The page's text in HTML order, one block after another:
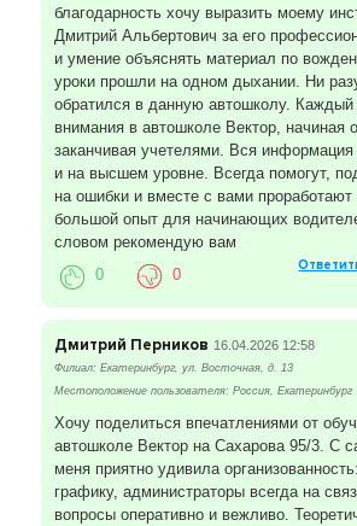
благодарность хочу выразить моему
Дмитрий Альбертович за его
и умение объяснять материал по
уроки прошли на одном дыхании. Ни
обратился в данную автошколу. Каждый
внимания в автошколе Вектор, начиная
заканчивая учетелями. Вся информация
и на высшем уровне. Всегда помогут,
на ошибки и вместе с вами проработают
большой опыт для начинающих
словом рекомендую вам
0 0
Дмитрий Перников 16.04.2026 12:58
Филиал: Екатеринбург, ул. Восточная, д. 13
Местоположение пользователя: Россия, Екатеринбург
Хочу поделиться впечатлениями от
автошколе Вектор на Сахарова 95/3. С
меня приятно удивила
графику, администраторы всегда на
вопросы оперативно и вежливо.